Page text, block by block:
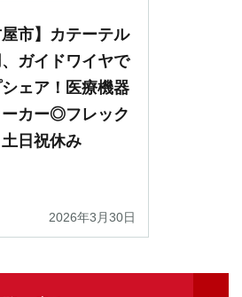
屋市】カテーテル
ガイドワイヤで
シェア！医療機器
カー◎フレック
日祝休み
2026年3月30日